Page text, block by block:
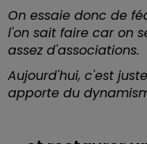
On essaie donc de
l'on sait faire car on
assez d'associations.
Aujourd'hui, c'est
apporte du